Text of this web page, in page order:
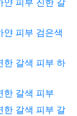
피부 검은색
한 갈색 피부 하
한 갈색 피부
한 갈색 피부 갈